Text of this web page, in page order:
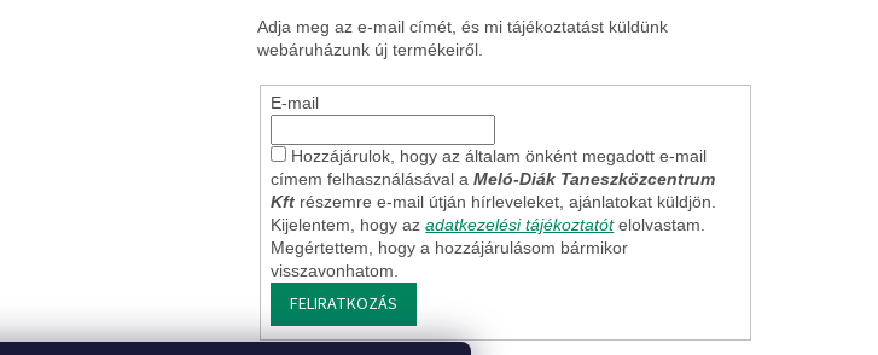
Adja meg az e-mail címét, és mi tájékoztatást küldünk
webáruházunk új termékeiről.
E-mail
Hozzájárulok, hogy az általam önként megadott e-mail
címem felhasználásával aMeló-Diák Taneszközcentrum
Kft részemre e-mail útján hírleveleket, ajánlatokat küldjön.
Kijelentem, hogy azadatkezelési tájékoztatót elolvastam.
Megértettem, hogy a hozzájárulásom bármikor
visszavonhatom.
FELIRATKOZÁS